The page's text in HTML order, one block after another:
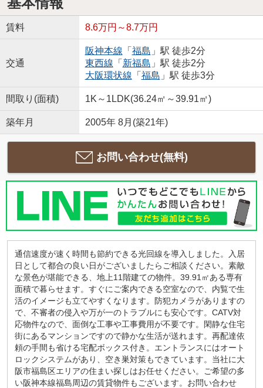
賃料 8.6万円～8.7万円
交通
阪神本線 「 福島 」駅 徒歩2分
東西線 「 新福島 」駅 徒歩2分
大阪環状線 「 福島 」駅 徒歩3分
間取り(面積) 1K～1LDK(36.24㎡～39.91㎡)
築年月 2005年 8月(築21年)
お問い合わせ(無料)
通信速度が速く時間も節約できる光回線を導入しました。入居
日として都合の良い日がございましたらご相談ください。素敵
な景色が堪能できる、地上11階建ての物件。39.91㎡ある専有
面積で暮らせます。すぐにご案内できる空室なので、内覧で生
活のイメージも立てやすくなります。防犯カメラがありますの
で、不審者の侵入や万が一のトラブルにも安心です。CATV対
応物件なので、面倒な工事や工事費用が不要です。閑静な住宅
街にあるマンションですので静かな生活が送れます。再配達依
頼の手間も省ける宅配ボックス付き。エントランスにはオート
ロックシステムがあり、空き巣対策もできています。当社に大
阪市福島区エリアの住まい探しはお任せください。ご希望の多
い阪神本線福島周辺の賃貸物件もございます。お問い合わせ